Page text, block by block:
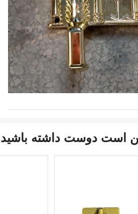
است دوست داشته باشید